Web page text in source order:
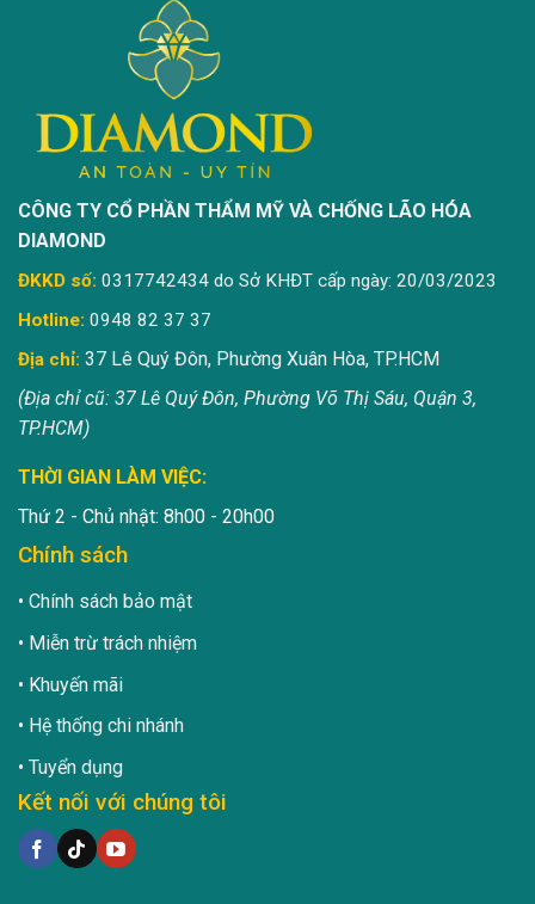
CÔNG TY CỔ PHẦN THẨM MỸ VÀ CHỐNG LÃO HÓA
DIAMOND
ĐKKD số: 0317742434 do Sở KHĐT cấp ngày: 20/03/2023
Hotline: 0948 82 37 37
Địa chỉ: 37 Lê Quý Đôn, Phường Xuân Hòa, TP.HCM
(Địa chỉ cũ: 37 Lê Quý Đôn, Phường Võ Thị Sáu, Quận 3,
TP.HCM)
THỜI GIAN LÀM VIỆC:
Thứ 2 - Chủ nhật: 8h00 - 20h00
Chính sách
Chính sách bảo mật
Miễn trừ trách nhiệm
Khuyến mãi
Hệ thống chi nhánh
Tuyển dụng
Kết nối với chúng tôi